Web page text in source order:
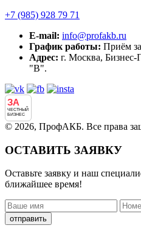
+7 (985) 928 79 71
E-mail: info@profakb.ru
График работы: Приём
Адрес: г. Москва,
"В".
ЗА
ЧЕСТНЫЙ
БИЗНЕС
© 2026, ПрофАКБ. Все права
ОСТАВИТЬ ЗАЯВКУ
Оставьте заявку и наш
ближайшее время!
отправить